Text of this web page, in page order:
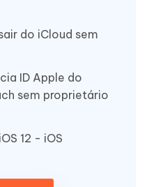
do iCloud sem
ID Apple do
sem proprietário
12 - iOS